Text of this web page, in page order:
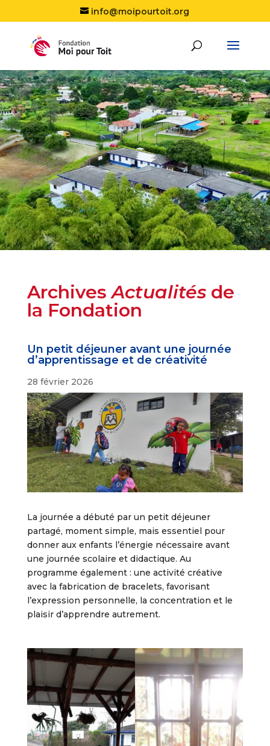
info@moipourtoit.org
ArchivesActualités de
la Fondation
Un petit déjeuner avant une journée
d’apprentissage et de créativité
28 février 2026
La journée a débuté par un petit déjeuner
partagé, moment simple, mais essentiel pour
donner aux enfants l’énergie nécessaire avant
une journée scolaire et didactique. Au
programme également : une activité créative
avec la fabrication de bracelets, favorisant
l’expression personnelle, la concentration et le
plaisir d’apprendre autrement.